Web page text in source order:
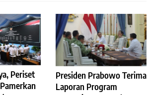
Periset
Presiden Prabowo Terima
Laporan Program